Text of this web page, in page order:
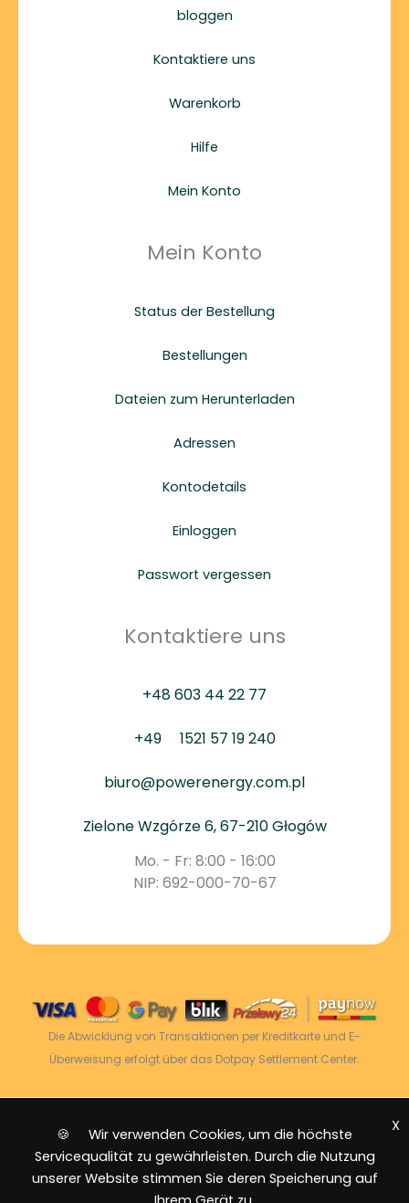
bloggen
Kontaktiere uns
Warenkorb
Hilfe
Mein Konto
Mein Konto
Status der Bestellung
Bestellungen
Dateien zum Herunterladen
Adressen
Kontodetails
Einloggen
Passwort vergessen
Kontaktiere uns
+48 603 44 22 77
+49 1521 57 19 240
biuro@powerenergy.com.pl
Zielone Wzgórze 6, 67-210 Głogów
Mo. - Fr: 8:00 - 16:00
NIP: 692-000-70-67
Die Abwicklung von Transaktionen per Kreditkarte und E-
Überweisung erfolgt über das Dotpay Settlement Center.
2026 © Power Energy - Alle Rechte vorbehalten
Sitemap
🍪 Wir verwenden Cookies, um die höchste
Servicequalität zu gewährleisten. Durch die Nutzung
unserer Website stimmen Sie deren Speicherung auf
X